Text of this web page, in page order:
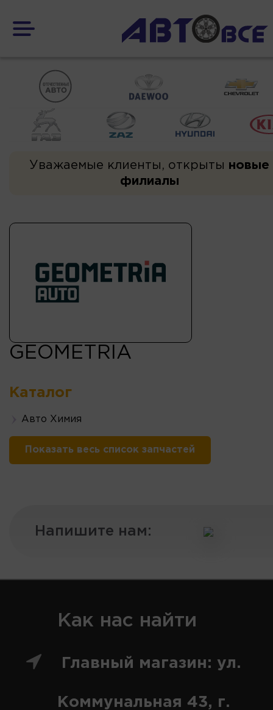
Уважаемые клиенты, открыты новые
филиалы
GEOMETRIA
Каталог
Авто Химия
Показать весь список запчастей
Напишите нам:
Как нас найти
Главный магазин: ул.
Коммунальная 43, г.